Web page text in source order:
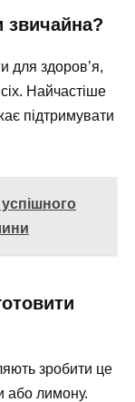
звичайна?
для здоров’я,
Найчастіше
підтримувати
зробити це
або лимону.